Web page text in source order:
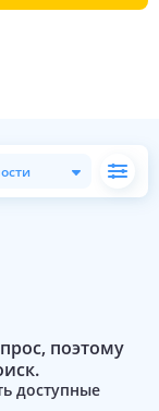
поэтому
доступные